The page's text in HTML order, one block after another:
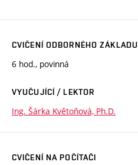
CVIČENÍ ODBORNÉHO ZÁKLADU
6 hod., povinná
VYUČUJÍCÍ / LEKTOR
Ing. Šárka Květoňová, Ph.D.
CVIČENÍ NA POČÍTAČI